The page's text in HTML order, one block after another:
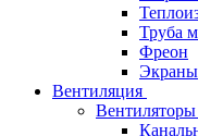
Труба
Фреон
Экраны
Вентиляция